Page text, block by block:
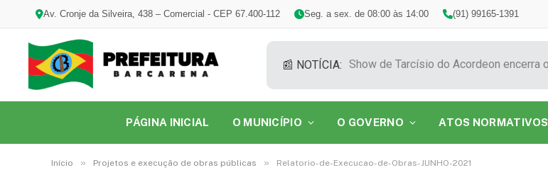
Av. Cronje da Silveira, 438 – Comercial - CEP 67.400-112 Seg. a sex. de 08:00 às 14:00 (91) 99165-1391
📰 NOTÍCIA:
PÁGINA INICIAL O MUNICÍPIO O GOVERNO ATOS NORMATIVOS
Início » Projetos e execução de obras públicas » Relatorio-de-Execucao-de-Obras-JUNHO-2021